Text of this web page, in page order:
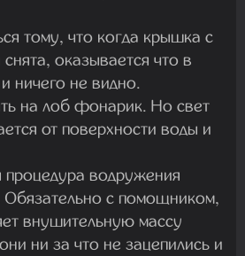
тому, что когда крышка с
оказывается что в
ничего не видно.
на лоб фонарик. Но свет
от поверхности воды и
водружения
с помощником,
внушительную массу
ни за что не зацепились и